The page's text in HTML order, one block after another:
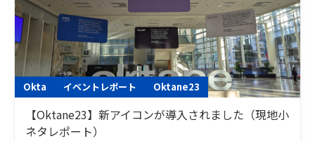
Okta イベントレポート Oktane23
【Oktane23】新アイコンが導入されました（現地小
ネタレポート）